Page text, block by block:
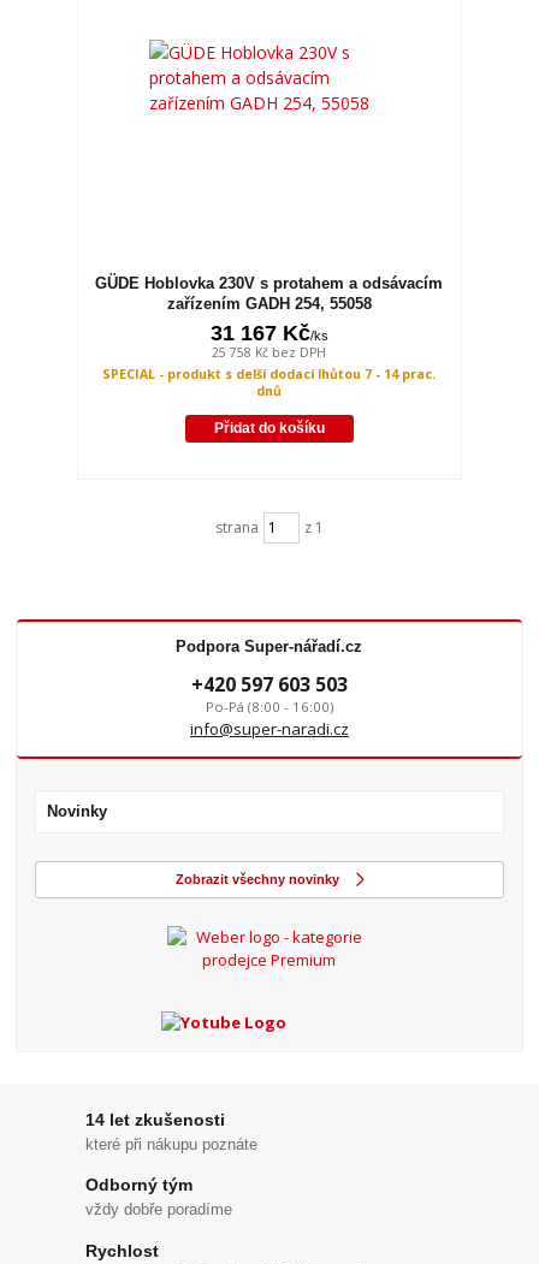
GÜDE Hoblovka 230V s protahem a odsávacím
zařízením GADH 254, 55058
31 167 Kč/ks
25 758 Kč bez DPH
SPECIAL - produkt s delší dodací lhůtou 7 - 14 prac.
dnů
Přidat do košíku
strana z 1
Podpora Super-nářadí.cz
+420 597 603 503
Po-Pá (8:00 - 16:00)
info@super-naradi.cz
Novinky
Zobrazit všechny novinky
14 let zkušenosti
které při nákupu poznáte
Odborný tým
vždy dobře poradíme
Rychlost